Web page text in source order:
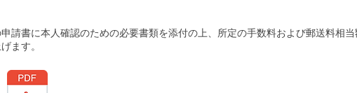
請書に本人確認のための必要書類を添付の上、所定の手数料および郵送料相
ます。